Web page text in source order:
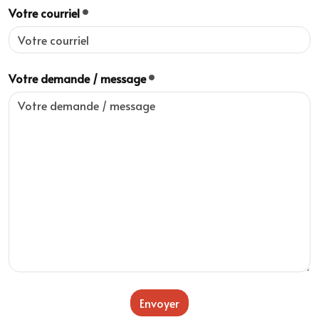
Votre courriel
Votre demande / message
Envoyer